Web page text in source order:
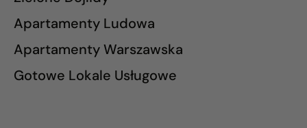
Apartamenty Ludowa
Apartamenty Warszawska
Gotowe Lokale Usługowe